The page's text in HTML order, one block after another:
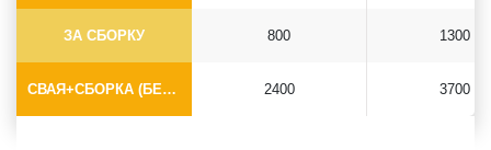
ЗА СБОРКУ
СВАЯ+СБОРКА (БЕЗ ОГОЛОВКА)
800
2400
1300
3700